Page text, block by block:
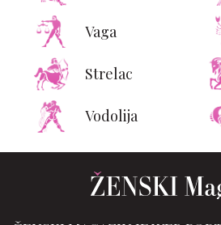
Vaga
Strelac
Vodolija